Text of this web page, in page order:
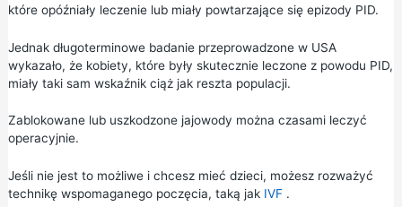
które opóźniały leczenie lub miały powtarzające się epizody PID.
Jednak długoterminowe badanie przeprowadzone w USA
wykazało, że kobiety, które były skutecznie leczone z powodu PID,
miały taki sam wskaźnik ciąż jak reszta populacji.
Zablokowane lub uszkodzone jajowody można czasami leczyć
operacyjnie.
Jeśli nie jest to możliwe i chcesz mieć dzieci, możesz rozważyć
technikę wspomaganego poczęcia, taką jak IVF.